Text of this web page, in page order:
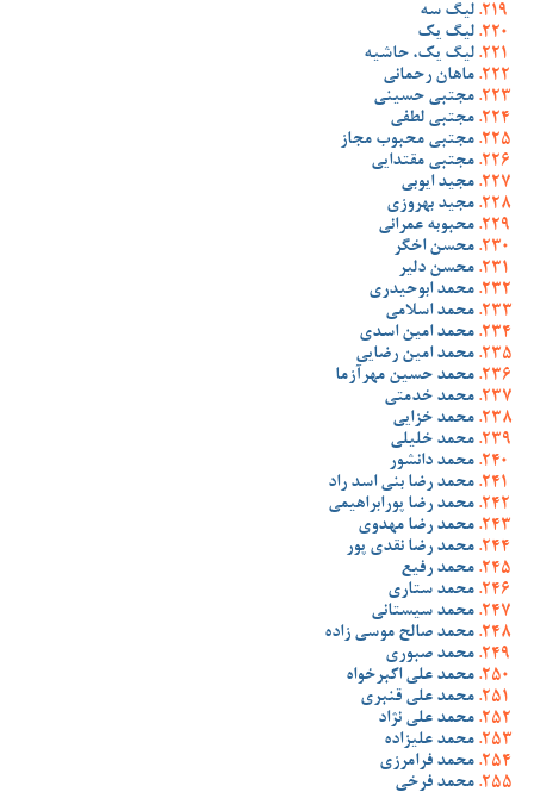
لیگ سه
لیگ یک
لیگ یک، حاشیه
ماهان رحمانی
مجتبی حسینی
مجتبی لطفی
مجتبی محبوب مجاز
مجتبی مقتدایی
مجید ایوبی
مجید بهروزی
محبوبه عمرانی
محسن اخگر
محسن دلیر
محمد ابوحیدری
محمد اسلامی
محمد امین اسدی
محمد امین رضایی
محمد حسین مهرآزما
محمد خدمتی
محمد خزایی
محمد خلیلی
محمد دانشور
محمد رضا بنی اسد راد
محمد رضا پورابراهیمی
محمد رضا مهدوی
محمد رضا نقدی پور
محمد رفیع
محمد ستاری
محمد سیستانی
محمد صالح موسی زاده
محمد صبوری
محمد علی اکبرخواه
محمد علی قنبری
محمد علی نژاد
محمد علیزاده
محمد فرامرزی
محمد فرخی